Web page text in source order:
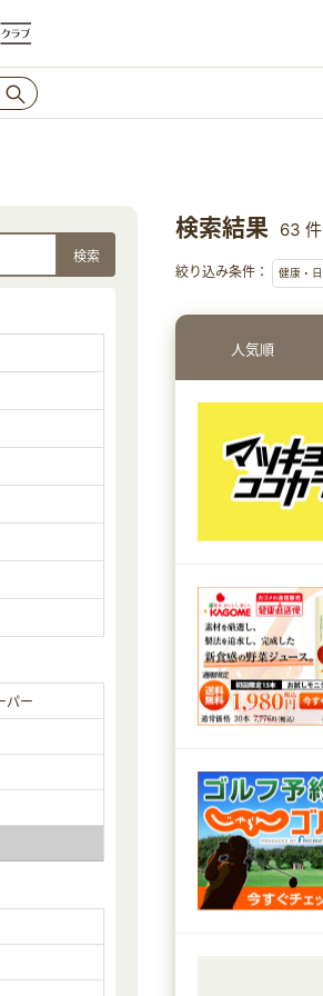
その他
お知
検索結果 63 件
絞り込み条件： 健康・
人気順